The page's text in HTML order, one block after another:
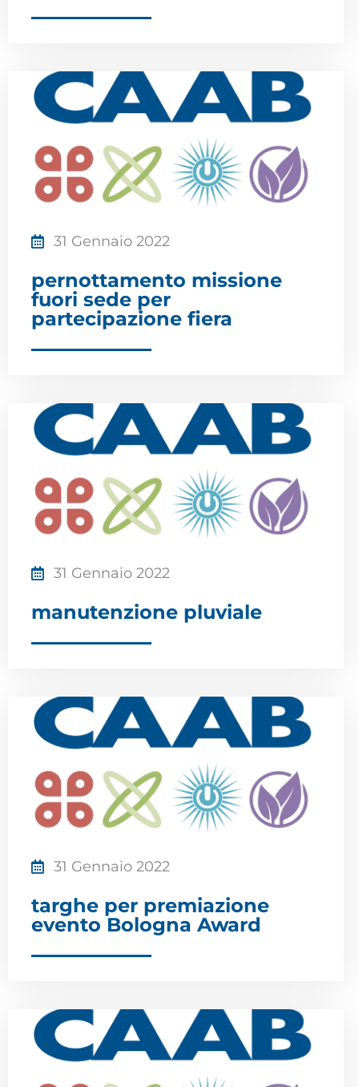
31 Gennaio 2022
pernottamento missione
fuori sede per
partecipazione fiera
31 Gennaio 2022
manutenzione pluviale
31 Gennaio 2022
targhe per premiazione
evento Bologna Award